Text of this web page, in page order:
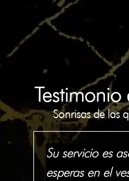
Testimonio
Sonrisas de las
Su servicio es
esperas en el